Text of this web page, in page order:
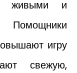
живыми и
игру
свежую,